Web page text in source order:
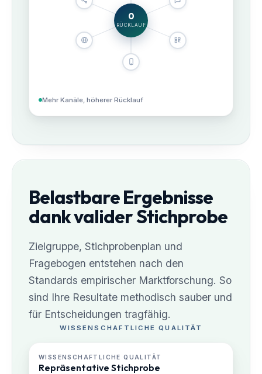
SMS
QR-Code
App
Website
Social Media
0
RÜCKLAUF
Mehr Kanäle, höherer Rücklauf
Belastbare Ergebnisse
dank valider Stichprobe
Zielgruppe, Stichprobenplan und
Fragebogen entstehen nach den
Standards empirischer Marktforschung. So
sind Ihre Resultate methodisch sauber und
für Entscheidungen tragfähig.
WISSENSCHAFTLICHE QUALITÄT
WISSENSCHAFTLICHE QUALITÄT
Repräsentative Stichprobe